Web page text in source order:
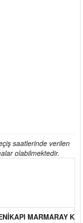
saatlerinde verilen
olabilmektedir.
MARMARAY